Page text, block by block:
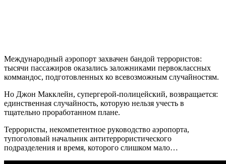
Международный аэропорт захвачен бандой террористов:
тысячи пассажиров оказались заложниками первоклассных
коммандос, подготовленных ко всевозможным случайностям.
Но Джон Макклейн, супергерой-полицейский, возвращается:
единственная случайность, которую нельзя учесть в
тщательно проработанном плане.
Террористы, некомпетентное руководство аэропорта,
тупоголовый начальник антитеррористического
подразделения и время, которого слишком мало…